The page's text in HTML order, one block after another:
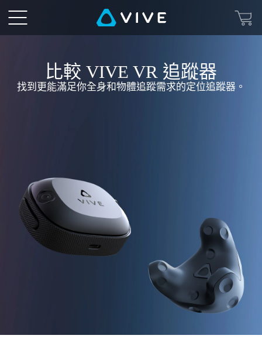
HTC
VIVE
追
較
比較 VIVE VR 追蹤器
找到更能滿足你全身和物體追蹤需求的定位追蹤器。